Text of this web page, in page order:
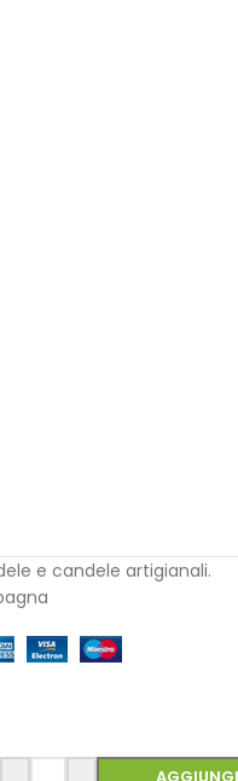
e candele artigianali.